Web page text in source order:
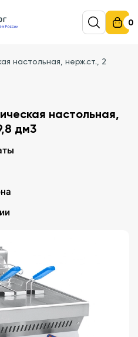
0
настольная, нерж.ст., 2
настольная,
дм3